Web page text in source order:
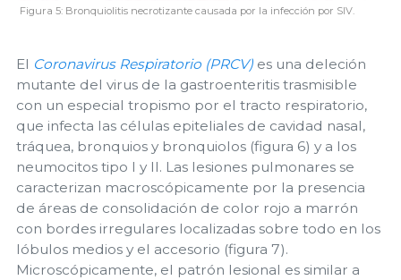
Figura 5: Bronquiolitis necrotizante causada por la infección por SIV.
El Coronavirus Respiratorio (PRCV) es una deleción
mutante del virus de la gastroenteritis trasmisible
con un especial tropismo por el tracto respiratorio,
que infecta las células epiteliales de cavidad nasal,
tráquea, bronquios y bronquiolos (figura 6) y a los
neumocitos tipo I y II. Las lesiones pulmonares se
caracterizan macroscópicamente por la presencia
de áreas de consolidación de color rojo a marrón
con bordes irregulares localizadas sobre todo en los
lóbulos medios y el accesorio (figura 7).
Microscópicamente, el patrón lesional es similar a